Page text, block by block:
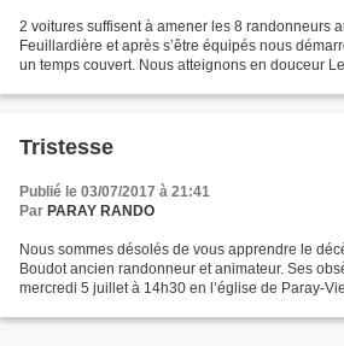
2 voitures suffisent à amener les 8 randonneurs
Feuillardière et après s’être équipés nous
un temps couvert. Nous atteignons en douceur
Tristesse
Publié le 03/07/2017 à 21:41
Par PARAY RANDO
Nous sommes désolés de vous apprendre le
Boudot ancien randonneur et animateur. Ses
mercredi 5 juillet à 14h30 en l’église de Paray-